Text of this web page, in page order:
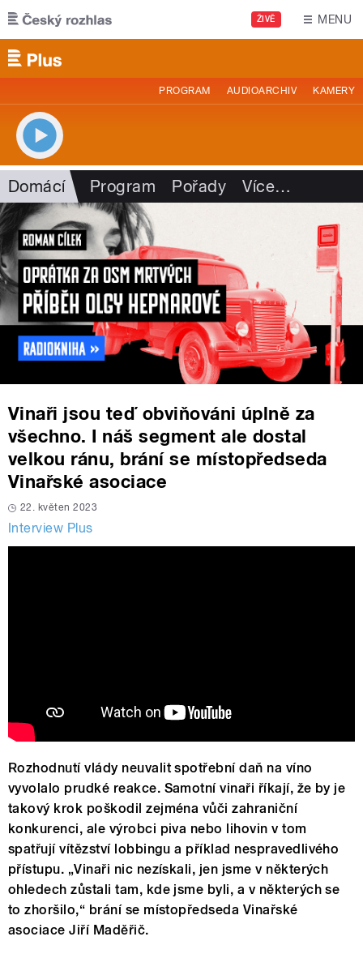
Přejít k hlavnímu obsahu
ŽIVĚ MENU
PROGRAM AUDIOARCHIV KAMERY
Domácí Program Pořady Více…
Vinaři jsou teď obviňováni úplně za
všechno. I náš segment ale dostal
velkou ránu, brání se místopředseda
Vinařské asociace
22. květen 2023
Interview Plus
Rozhodnutí vlády neuvalit spotřební daň na víno
vyvolalo prudké reakce. Samotní vinaři říkají, že by je
takový krok poškodil zejména vůči zahraniční
konkurenci, ale výrobci piva nebo lihovin v tom
spatřují vítězství lobbingu a příklad nespravedlivého
přístupu. „Vinaři nic nezískali, jen jsme v některých
ohledech zůstali tam, kde jsme byli, a v některých se
to zhoršilo,“ brání se místopředseda Vinařské
asociace Jiří Maděřič.